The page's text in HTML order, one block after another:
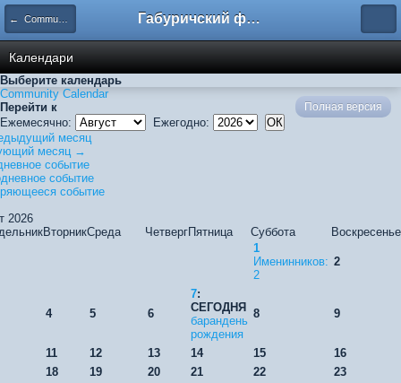
← Community Calendar Габуричский форум
Календари
Выберите календарь
Community Calendar
Перейти к
Ежемесячно:
Ежегодно:
месяц
месяц →
событие
событие
событие
2026
ВторникСреда ЧетвергПятница Суббота
Воскресенье
1
Именинников:
2
2
4 5 6
7:
СЕГОДНЯ
барандень
рождения
8 9
11 12 13 14 15
16
18
19 20 21 22 23
Полная версия